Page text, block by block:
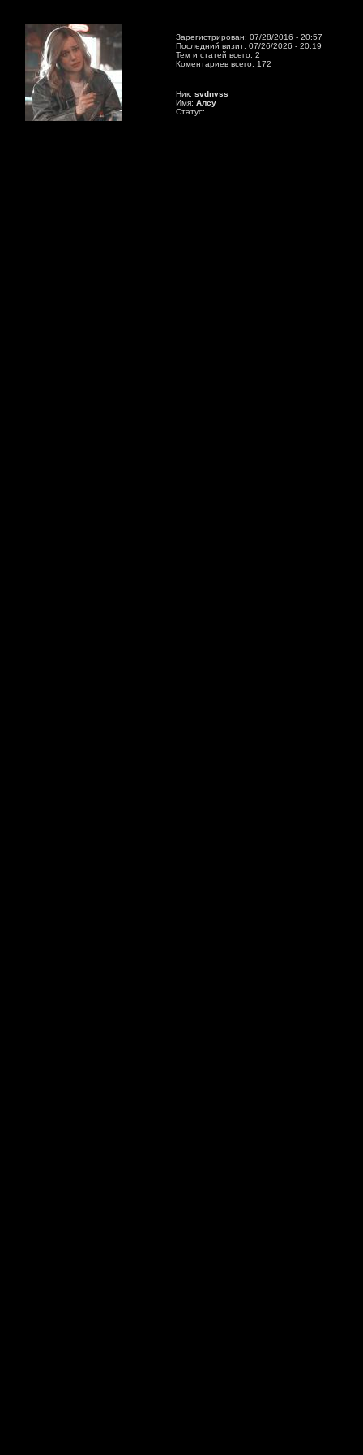
Зарегистрирован: 07/28/2016 - 20:57
Последний визит: 07/26/2026 - 20:19
Тем и статей всего: 2
Коментариев всего: 172
Ник: svdnvss
Имя: Алсу
Статус: